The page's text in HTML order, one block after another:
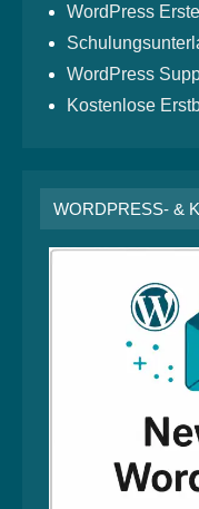
WordPress
WordPress
Kostenlose
WORDPRESS- &